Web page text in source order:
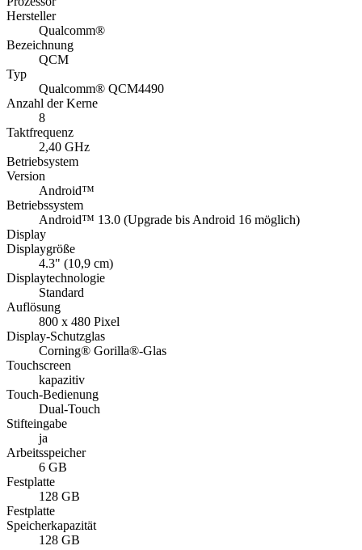
Hersteller
Qualcomm®
Bezeichnung
QCM
Typ
Qualcomm® QCM4490
Anzahl der Kerne
8
Taktfrequenz
2,40 GHz
Betriebsystem
Version
Android™
Betriebssystem
Android™ 13.0 (Upgrade bis Android 16 möglich)
Display
Displaygröße
4.3" (10,9 cm)
Displaytechnologie
Standard
Auflösung
800 x 480 Pixel
Display-Schutzglas
Corning® Gorilla®-Glas
Touchscreen
kapazitiv
Touch-Bedienung
Dual-Touch
Stifteingabe
ja
Arbeitsspeicher
6 GB
Festplatte
128 GB
Festplatte
Speicherkapazität
128 GB